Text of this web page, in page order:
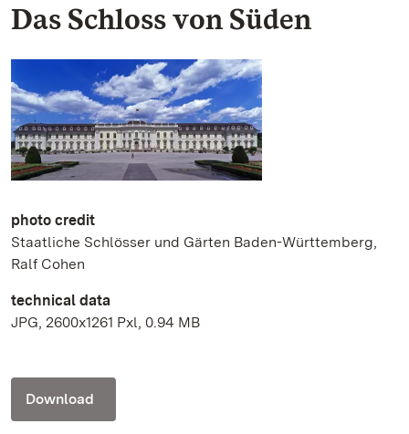
Das Schloss von Süden
photo credit
Staatliche Schlösser und Gärten Baden-Württemberg,
Ralf Cohen
technical data
JPG, 2600x1261 Pxl, 0.94 MB
Download